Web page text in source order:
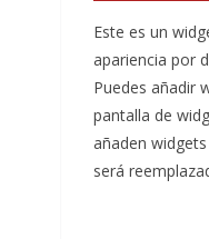
Este es un
apariencia por
Puedes añadir
pantalla de
añaden
será